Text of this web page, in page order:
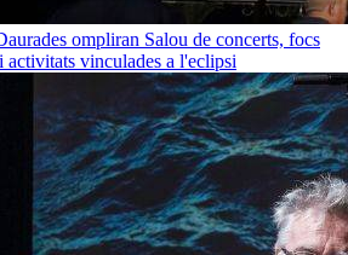
ompliran Salou de concerts, focs
vinculades a l'eclipsi